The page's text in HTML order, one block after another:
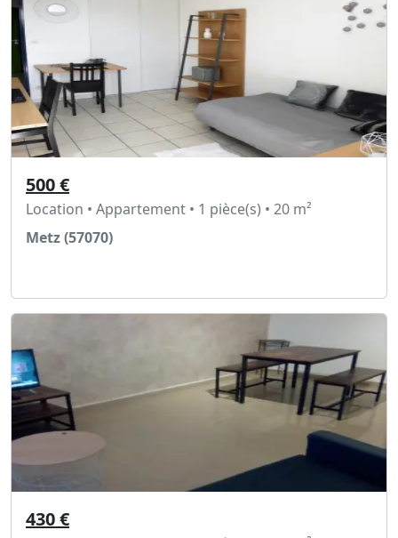
500 €
Location • Appartement • 1 pièce(s) • 20 m²
Metz (57070)
430 €